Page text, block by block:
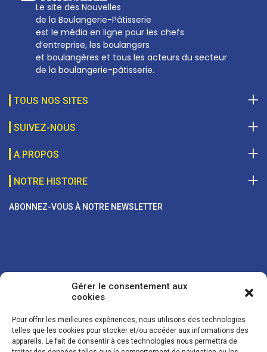
Gérer le consentement aux
cookies
Pour offrir les meilleures expériences, nous utilisons des technologies
telles que les cookies pour stocker et/ou accéder aux informations des
appareils. Le fait de consentir à ces technologies nous permettra de
Le site des Nouvelles
de la Boulangerie-Pâtisserie
est le média en ligne pour les chefs
d’entreprise, les boulangers
et boulangères et tous les acteurs du secteur
de la boulangerie-pâtisserie.
TOUS NOS SITES
SUIVEZ-NOUS
A PROPOS
NOTRE HISTOIRE
ABONNEZ-VOUS À NOTRE NEWSLETTER